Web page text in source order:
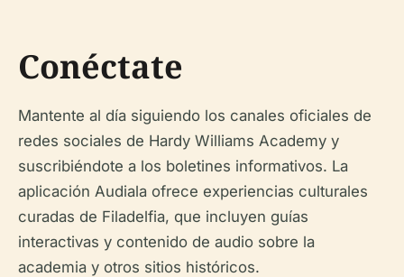
Conéctate
Mantente al día siguiendo los canales oficiales de
redes sociales de Hardy Williams Academy y
suscribiéndote a los boletines informativos. La
aplicación Audiala ofrece experiencias culturales
curadas de Filadelfia, que incluyen guías
interactivas y contenido de audio sobre la
academia y otros sitios históricos.